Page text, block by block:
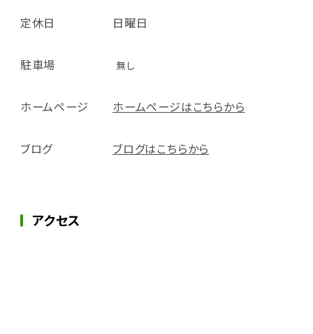
定休日 日曜日
駐車場 無し
ホームページ ホームページはこちらから
ブログ ブログはこちらから
アクセス